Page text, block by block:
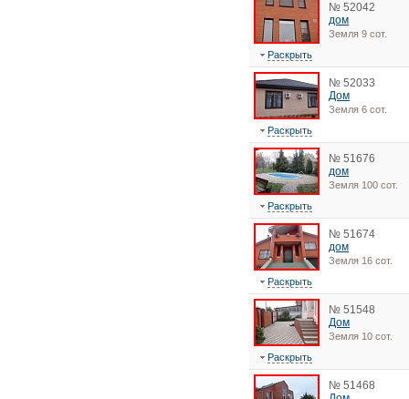
№ 52042
дом
Земля 9 сот.
Раскрыть
№ 52033
Дом
Земля 6 сот.
Раскрыть
№ 51676
дом
Земля 100 сот.
Раскрыть
№ 51674
дом
Земля 16 сот.
Раскрыть
№ 51548
Дом
Земля 10 сот.
Раскрыть
№ 51468